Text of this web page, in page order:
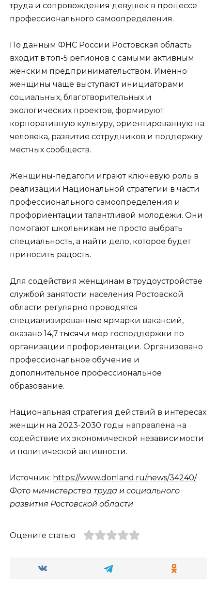
труда и сопровождения девушек в процессе
профессионального самоопределения.
По данным ФНС России Ростовская область
входит в топ-5 регионов с самыми активным
женским предпринимательством. Именно
женщины чаще выступают инициаторами
социальных, благотворительных и
экологических проектов, формируют
корпоративную культуру, ориентированную на
человека, развитие сотрудников и поддержку
местных сообществ.
Женщины-педагоги играют ключевую роль в
реализации Национальной стратегии в части
профессионального самоопределения и
профориентации талантливой молодежи. Они
помогают школьникам не просто выбрать
специальность, а найти дело, которое будет
приносить радость.
Для содействия женщинам в трудоустройстве
службой занятости населения Ростовской
области регулярно проводятся
специализированные ярмарки вакансий,
оказано 14,7 тысячи мер господдержки по
организации профориентации. Организовано
профессиональное обучение и
дополнительное профессиональное
образование.
Национальная стратегия действий в интересах
женщин на 2023-2030 годы направлена на
содействие их экономической независимости
и политической активности.
Источник: https://www.donland.ru/news/34240/
Фото министерства труда и социального
развития Ростовской области
Оцените статью